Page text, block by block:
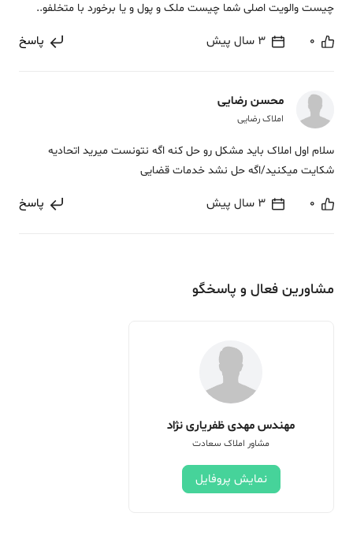
چیست والویت اصلی شما چیست ملک و پول و یا برخورد با متخلفو..
0 3 سال پیش پاسخ
محسن رضایی
املاک رضایی
سلام اول املاک باید مشکل رو حل کنه اگه نتونست میرید اتحادیه
شکایت میکنید/اگه حل نشد خدمات قضایی
0 3 سال پیش پاسخ
مشاورین فعال و پاسخگو
مهندس مهدی ظفریاری نژاد
مشاور املاک سعادت
نمایش پروفایل